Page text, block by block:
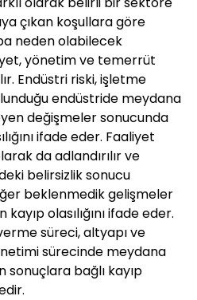
çıkan koşullara göre
neden olabilecek
yönetim ve temerrüt
Endüstri riski, işletme
endüstride meydana
değişmeler sonucunda
ifade eder. Faaliyet
da adlandırılır ve
belirsizlik sonucu
beklenmedik gelişmeler
olasılığını ifade eder.
süreci, altyapı ve
sürecinde meydana
bağlı kayıp